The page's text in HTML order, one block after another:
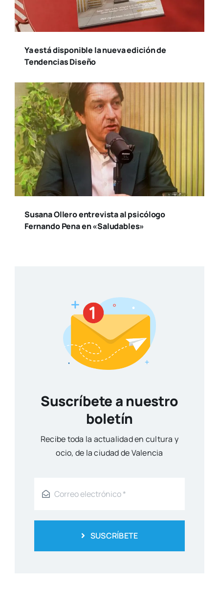
Ya está disponible la nueva edición de
Tendencias Diseño
Susana Ollero entrevista al psicólogo
Fernando Pena en «Saludables»
Suscríbete a nuestro
boletín
Reci­be toda la actua­li­dad en cul­tu­ra y
ocio, de la ciu­dad de Valen­cia
SUSCRÍBETE